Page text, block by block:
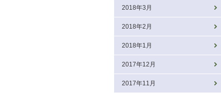
2018年3月
2018年2月
2018年1月
2017年12月
2017年11月